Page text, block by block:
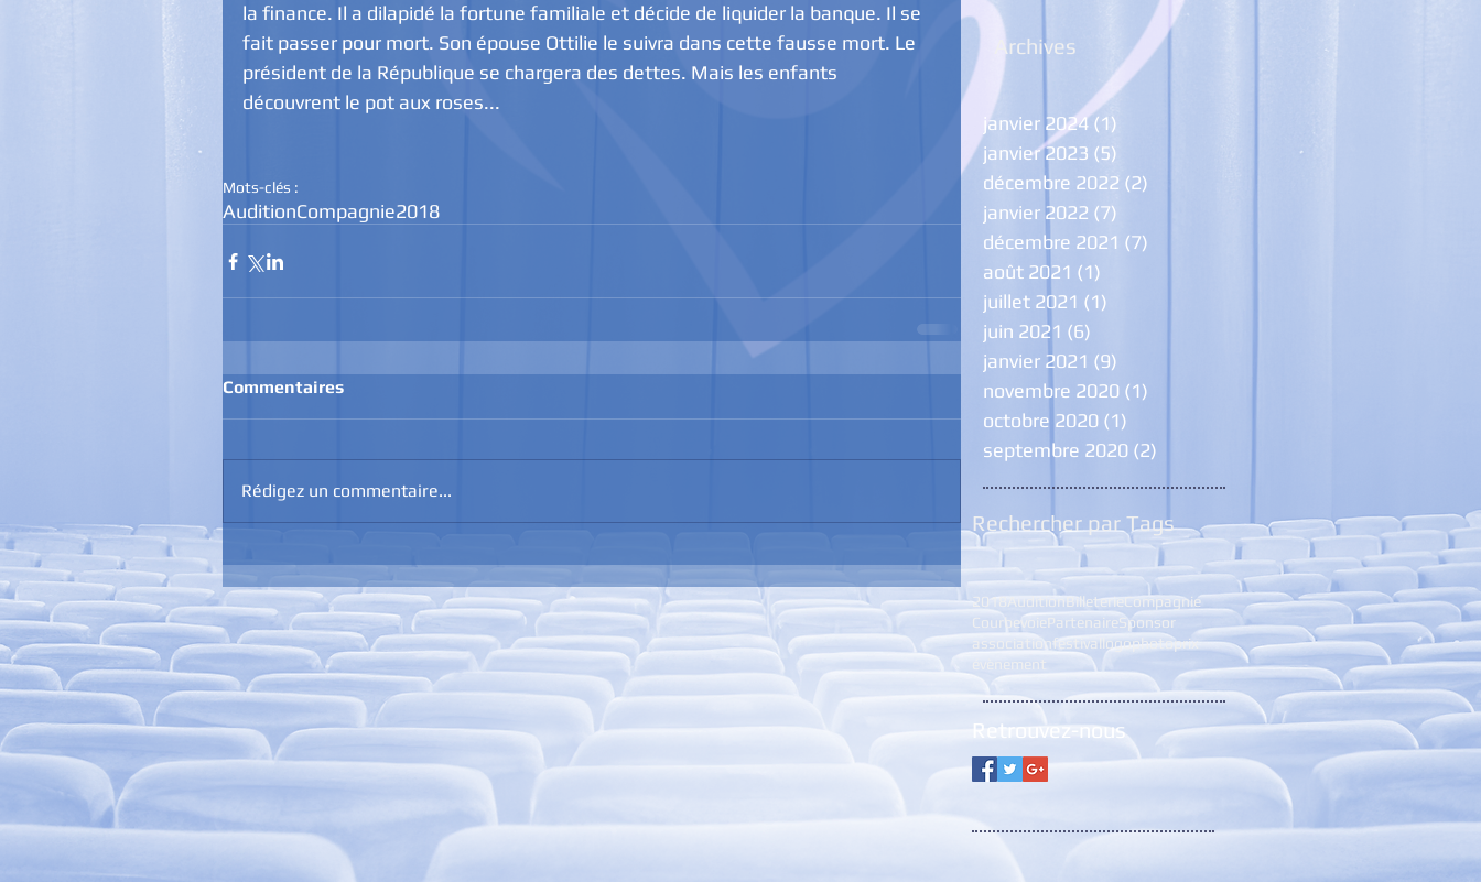
la finance. Il a dilapidé la fortune familiale et décide de liquider la banque. Il se
fait passer pour mort. Son épouse Ottilie le suivra dans cette fausse mort. Le
président de la République se chargera des dettes. Mais les enfants
découvrent le pot aux roses...
Mots-clés :
AuditionCompagnie2018
Commentaires
Rédigez un commentaire...
Archives
janvier 2024 (1)
janvier 2023 (5)
décembre 2022 (2)
janvier 2022 (7)
décembre 2021 (7)
août 2021 (1)
juillet 2021 (1)
juin 2021 (6)
janvier 2021 (9)
novembre 2020 (1)
octobre 2020 (1)
septembre 2020 (2)
Rechercher par Tags
2018AuditionBilleterieCompagnie
Courbevoie PartenaireSponsor
associationfestivallogophotoprix
évènement
Retrouvez-nous